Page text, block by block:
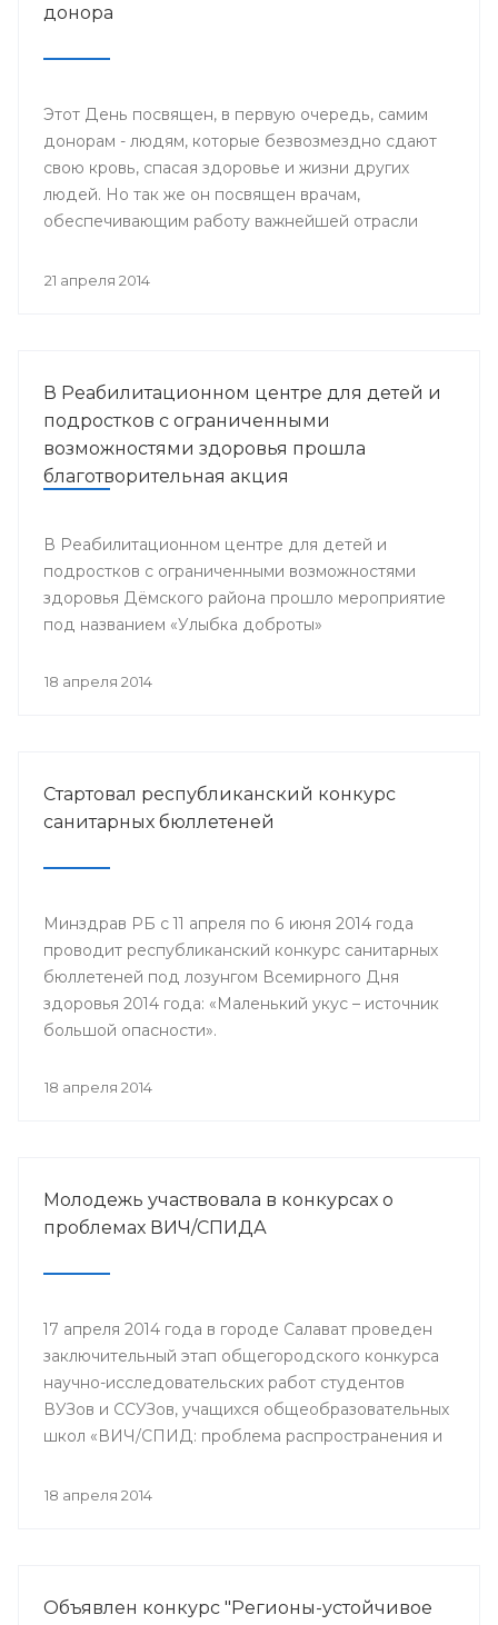
донора
Этот День посвящен, в первую очередь, самим
донорам - людям, которые безвозмездно сдают
свою кровь, спасая здоровье и жизни других
людей. Но так же он посвящен врачам,
обеспечивающим работу важнейшей отрасли
21 апреля 2014
В Реабилитационном центре для детей и
подростков с ограниченными
возможностями здоровья прошла
благотворительная акция
В Реабилитационном центре для детей и
подростков с ограниченными возможностями
здоровья Дёмского района прошло мероприятие
под названием «Улыбка доброты»
18 апреля 2014
Стартовал республиканский конкурс
санитарных бюллетеней
Минздрав РБ с 11 апреля по 6 июня 2014 года
проводит республиканский конкурс санитарных
бюллетеней под лозунгом Всемирного Дня
здоровья 2014 года: «Маленький укус – источник
большой опасности».
18 апреля 2014
Молодежь участвовала в конкурсах о
проблемах ВИЧ/СПИДА
17 апреля 2014 года в городе Салават проведен
заключительный этап общегородского конкурса
научно-исследовательских работ студентов
ВУЗов и ССУЗов, учащихся общеобразовательных
школ «ВИЧ/СПИД: проблема распространения и
18 апреля 2014
Объявлен конкурс "Регионы-устойчивое